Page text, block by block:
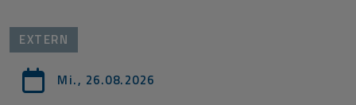
EXTERN
Mi., 26.08.2026